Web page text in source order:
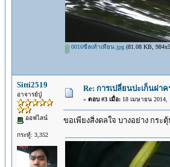
0016ซีลเท้าเทียน.jpg (81.08 KB,
Sitti2519
อาจารย์ปู่
ออฟไลน์
กระทู้: 3,352
Re: การเปลี่ยนปะเก็นฝา
« ตอบ #3 เมื่อ: 18 เมษายน 2014,
ขอเพียงสิ่งดลใจ บางอย่าง กร